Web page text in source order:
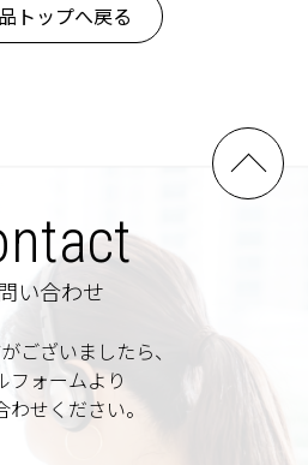
トップへ戻る
い合わせ
ございましたら、
フォームより
わせください。